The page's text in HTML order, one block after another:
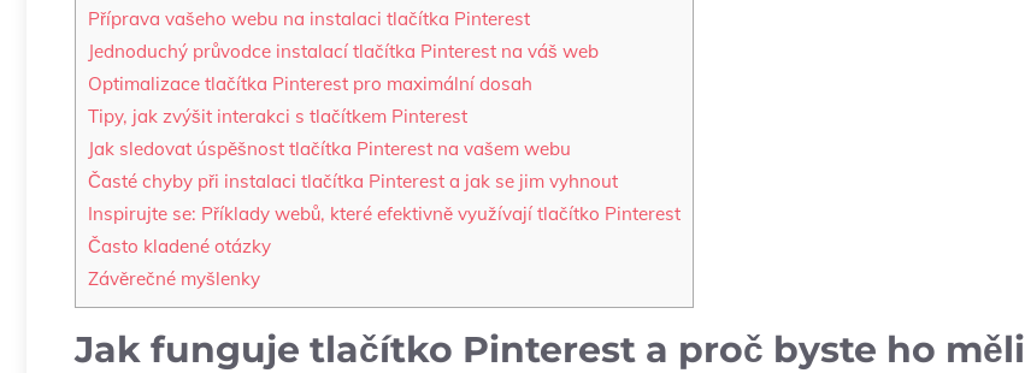
Příprava vašeho webu na instalaci tlačítka Pinterest
Jednoduchý průvodce instalací tlačítka Pinterest na váš web
Optimalizace tlačítka Pinterest pro maximální dosah
Tipy, jak zvýšit interakci s tlačítkem Pinterest
Jak sledovat úspěšnost tlačítka Pinterest na vašem webu
Časté chyby při instalaci tlačítka Pinterest a jak se jim vyhnout
Inspirujte se: Příklady webů, které efektivně využívají tlačítko Pinterest
Často kladené otázky
Závěrečné myšlenky
Jak funguje tlačítko Pinterest a proč byste ho měli